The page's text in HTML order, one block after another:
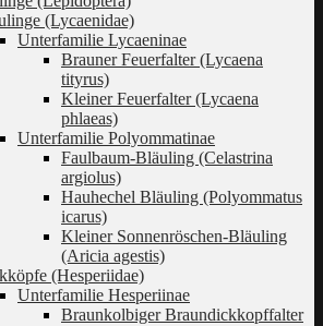
(Lycaenidae)
Unterfamilie Lycaeninae
Brauner Feuerfalter (Lycaena
tityrus)
Kleiner Feuerfalter (Lycaena
phlaeas)
Unterfamilie Polyommatinae
Faulbaum-Bläuling (Celastrina
argiolus)
Hauhechel Bläuling (Polyommatus
icarus)
Kleiner Sonnenröschen-Bläuling
(Aricia agestis)
(Hesperiidae)
Unterfamilie Hesperiinae
Braunkolbiger Braundickkopffalter